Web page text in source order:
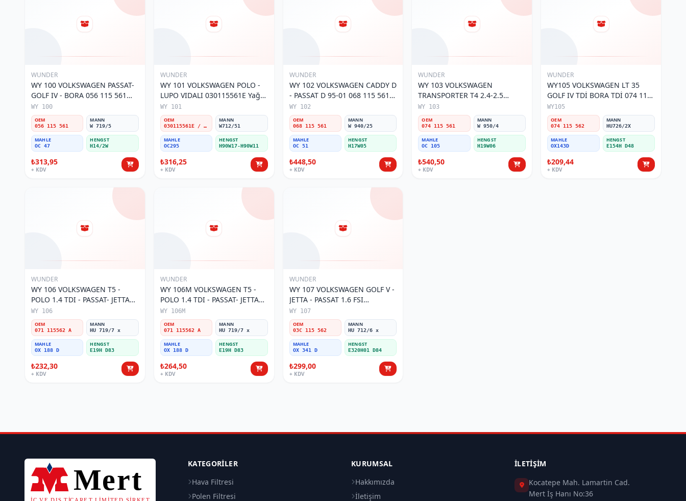
WUNDER
WY 100 VOLKSWAGEN PASSAT-
GOLF IV - BORA 056 115 561
Yağ Filtresi
WY 100
OEM
056 115 561
MANN
W 719/5
MAHLE
OC 47
HENGST
H14/2W
₺313,95
+ KDV
WUNDER
WY 101 VOLKSWAGEN POLO -
LUPO VIDALI 030115561E Yağ
Filtresi
WY 101
OEM
030115561E / 030115561AA / 030115561AB / 030115561AD
MANN
W712/51
MAHLE
OC295
HENGST
H90W17-H90W11
₺316,25
+ KDV
WUNDER
WY 102 VOLKSWAGEN CADDY D
- PASSAT D 95-01 068 115 561
Yağ Filtresi
WY 102
OEM
068 115 561
MANN
W 940/25
MAHLE
OC 51
HENGST
H17W05
₺448,50
+ KDV
WUNDER
WY 103 VOLKSWAGEN
TRANSPORTER T4 2.4-2.5
MOTOR 074 115 561 Yağ
Filtresi
WY 103
OEM
074 115 561
MANN
W 950/4
MAHLE
OC 105
HENGST
H19W06
₺540,50
+ KDV
WUNDER
WY105 VOLKSWAGEN LT 35
GOLF IV TDİ BORA TDİ 074 115
562 Yağ Filtresi
WY105
OEM
074 115 562
MANN
HU726/2X
MAHLE
OX143D
HENGST
E154H D48
₺209,44
+ KDV
WUNDER
WY 106 VOLKSWAGEN T5 -
POLO 1.4 TDI - PASSAT- JETTA
03-11 071 115562 A Yağ Filtresi
WY 106
OEM
071 115562 A
MANN
HU 719/7 x
MAHLE
OX 188 D
HENGST
E19H D83
₺232,30
+ KDV
WUNDER
WY 106M VOLKSWAGEN T5 -
POLO 1.4 TDI - PASSAT- JETTA
071 115562 A Yağ Filtresi
WY 106M
OEM
071 115562 A
MANN
HU 719/7 x
MAHLE
OX 188 D
HENGST
E19H D83
₺264,50
+ KDV
WUNDER
WY 107 VOLKSWAGEN GOLF V -
JETTA - PASSAT 1.6 FSI
BENZİNLİ 03C 115 562 Yağ
Filtresi
WY 107
OEM
03C 115 562
MANN
HU 712/6 x
MAHLE
OX 341 D
HENGST
E320H01 D84
₺299,00
+ KDV
KATEGORILER
Hava Filtresi
Polen Filtresi
KURUMSAL
Hakkımızda
İletişim
İLETIŞIM
Kocatepe Mah. Lamartin Cad.
Mert İş Hanı No:36